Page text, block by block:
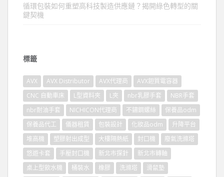
循環包裝如何重塑高科技製造供應鏈？揭開綠色轉型的關
鍵契機
標籤
AVX AVX Distributor AVX代理商
AVX鉭質電容器
CNC 自動車床
L型資料夾 L夾 nbr乳膠手套
NBR手套
nbr耐油手套
NICHICON代理商 不鏽鋼螺絲
保養品odm
保養品代工
儀器租賃 包裝設計 化妝品odm
升降平台
堆高機
塑膠射出成型 大樓隔熱紙 封口機
廢氣洗滌塔
悠遊卡套
手壓封口機 新北市探針
新北市轉軸
桌上型飲水機
桶裝水 橡膠 洗滌塔
滑鼠墊